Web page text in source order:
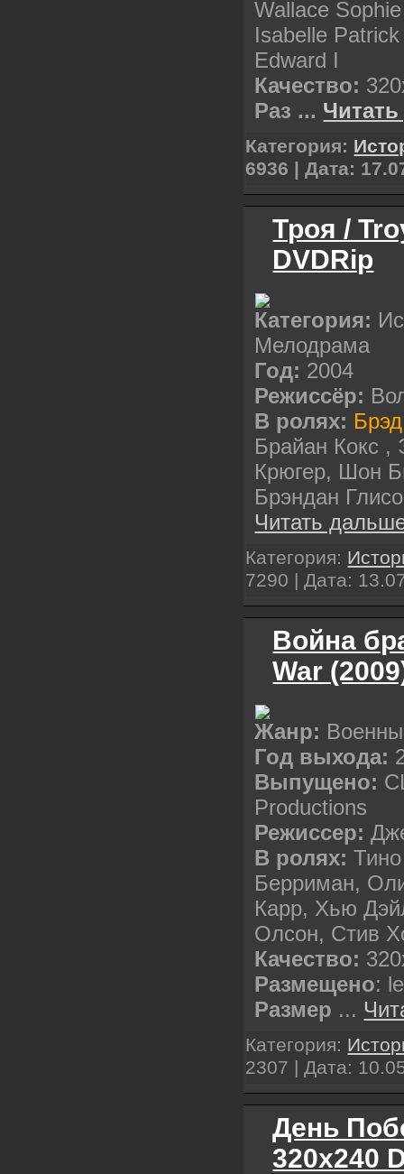
Wallace
Isabelle
Edward I
Качество:
Раз ...
Категория:
6936 | Дата:
Троя /
DVDRip
Категория:
Мелодрама
Год: 2004
Режиссёр:
В ролях:
Брайан Кокс ,
Крюгер, Шон
Брэндан
Читать
Категория:
7290 | Дата:
Война
War
Жанр:
Год выхода:
Выпущено:
Productions
Режиссер:
В ролях:
Берриман,
Карр, Хью
Олсон, Стив
Качество:
Размещено:
Размер ...
Категория:
2307 | Дата:
День
320x240